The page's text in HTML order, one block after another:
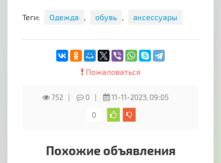
Теги: Одежда , обувь , аксессуары
Пожаловаться
752 0
11-11-2023, 09:05
0
Похожие объявления